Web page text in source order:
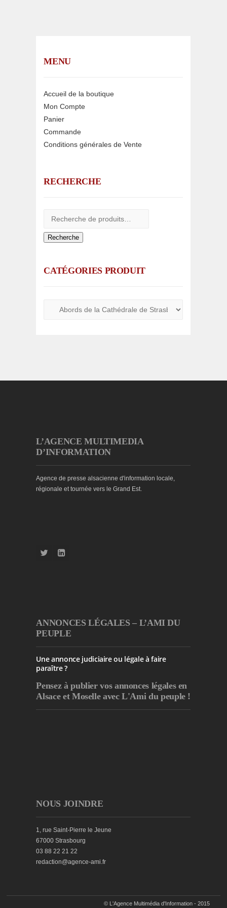
MENU
Accueil de la boutique
Mon Compte
Panier
Commande
Conditions générales de Vente
RECHERCHE
Recherche
CATÉGORIES PRODUIT
L’AGENCE MULTIMEDIA
D’INFORMATION
Agence de presse alsacienne d'information locale,
régionale et tournée vers le Grand Est.
ANNONCES LÉGALES – L’AMI DU
PEUPLE
Une annonce judiciaire ou légale à faire
paraître ?
Pensez à publiervos annonces légales en
Alsace et Moselle avec L'Ami du peuple !
NOUS JOINDRE
1, rue Saint-Pierre le Jeune
67000 Strasbourg
03 88 22 21 22
redaction@agence-ami.fr
© L'Agence Multimédia d'Information - 2015